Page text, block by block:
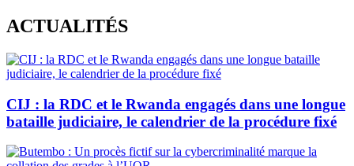
Skip
to
content
ACTUALITÉS
CIJ : la RDC et le Rwanda engagés dans une longue
bataille judiciaire, le calendrier de la procédure fixé